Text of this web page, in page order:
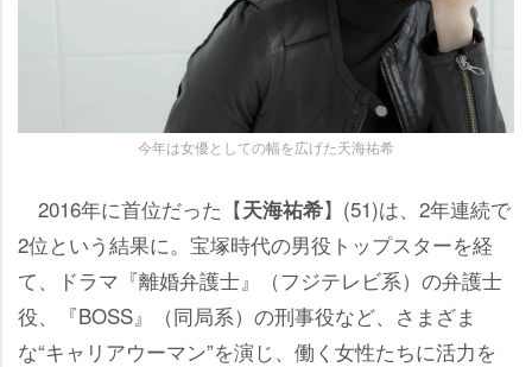
今年は女優としての幅を広げた天海祐希
2016年に首位だった【天海祐希】(51)は、2年連続で
2位という結果に。宝塚時代の男役トップスターを経
て、ドラマ『離婚弁護士』（フジテレビ系）の弁護士
役、『BOSS』（同局系）の刑事役など、さまざま
な“キャリアウーマン”を演じ、働く女性たちに活力を